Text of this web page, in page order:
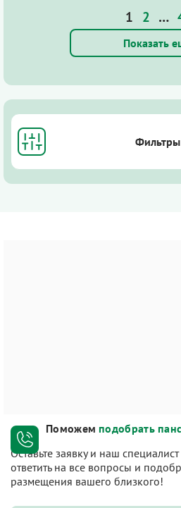
1 2 …
Показать
Фильтры
Поможем подобрать
Оставьте заявку и наш
ответить на все вопросы и
размещения вашего близкого!